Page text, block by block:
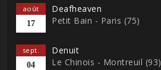
août
17
Deafheaven
Petit Bain - Paris (75)
sept.
04
Denuit
Le Chinois - Montreuil (93)